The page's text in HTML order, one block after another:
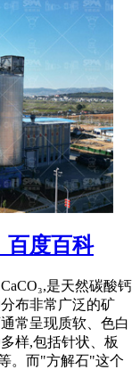
百度百科
是天然碳酸钙
布非常广泛的矿
常呈现质软、色白
样,包括针状、板
。而"方解石"这个